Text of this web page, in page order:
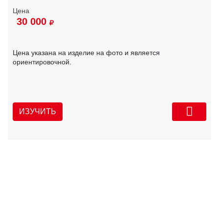
30 000
Цена указана на изделие на фото и является
ориентировочной.
ИЗУЧИТЬ